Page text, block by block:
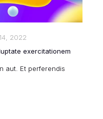
2022
exercitationem
aut. Et perferendis